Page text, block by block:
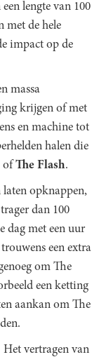
lengte van 100
met de hele
impact op de
massa
krijgen of met
en machine tot
halen die
of The Flash.
laten opknappen,
dan 100
dag met een uur
een extra
om The
een ketting
aankan om The
vertragen van